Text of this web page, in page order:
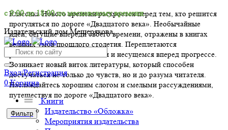
с 9:00 до 18:00 по московскому времени.
Издательский дом Мещерякова
Вход/Регистрация
0 Корзина
Книги
Издательство «Обложка»
Мероприятия издательства
Классика Нового времени раскроется перед тем, кто решится
прогуляться по дороге «Двадцатого века». Необычайные
идеи, бегущие впереди своего времени, отражены в книгах
великих умов прошлого столетия. Переплетаются
размышления о человечности и несущемся вперед прогрессе.
Возникает новый виток литературы, который способен
достучаться не только до чувств, но и до разума читателя.
Наслаждайтесь хорошим слогом и смелыми рассуждениями,
путешествуя по дороге «Двадцатого века».
Фильтр